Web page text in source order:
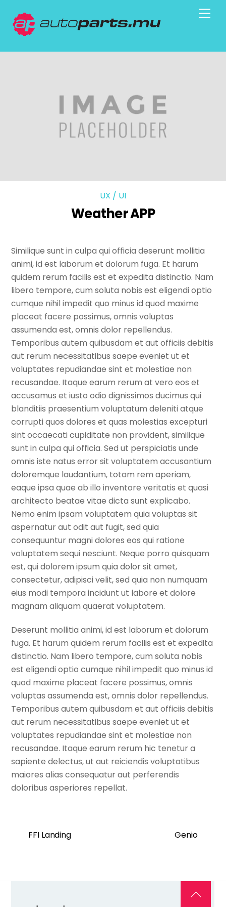
content
UX / UI
Weather APP
Similique sunt in culpa qui officia deserunt mollitia
animi, id est laborum et dolorum fuga. Et harum
quidem rerum facilis est et expedita distinctio. Nam
libero tempore, cum soluta nobis est eligendi optio
cumque nihil impedit quo minus id quod maxime
placeat facere possimus, omnis voluptas
assumenda est, omnis dolor repellendus.
Temporibus autem quibusdam et aut officiis debitis
aut rerum necessitatibus saepe eveniet ut et
voluptates repudiandae sint et molestiae non
recusandae. Itaque earum rerum at vero eos et
accusamus et iusto odio dignissimos ducimus qui
blanditiis praesentium voluptatum deleniti atque
corrupti quos dolores et quas molestias excepturi
sint occaecati cupiditate non provident, similique
sunt in culpa qui officia. Sed ut perspiciatis unde
omnis iste natus error sit voluptatem accusantium
doloremque laudantium, totam rem aperiam,
eaque ipsa quae ab illo inventore veritatis et quasi
architecto beatae vitae dicta sunt explicabo.
Nemo enim ipsam voluptatem quia voluptas sit
aspernatur aut odit aut fugit, sed quia
consequuntur magni dolores eos qui ratione
voluptatem sequi nesciunt. Neque porro quisquam
est, qui dolorem ipsum quia dolor sit amet,
consectetur, adipisci velit, sed quia non numquam
eius modi tempora incidunt ut labore et dolore
magnam aliquam quaerat voluptatem.
Deserunt mollitia animi, id est laborum et dolorum
fuga. Et harum quidem rerum facilis est et expedita
distinctio. Nam libero tempore, cum soluta nobis
est eligendi optio cumque nihil impedit quo minus id
quod maxime placeat facere possimus, omnis
voluptas assumenda est, omnis dolor repellendus.
Temporibus autem quibusdam et aut officiis debitis
aut rerum necessitatibus saepe eveniet ut et
voluptates repudiandae sint et molestiae non
recusandae. Itaque earum rerum hic tenetur a
sapiente delectus, ut aut reiciendis voluptatibus
maiores alias consequatur aut perferendis
doloribus asperiores repellat.
FFI Landing Genio